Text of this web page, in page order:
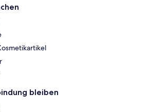
bleiben